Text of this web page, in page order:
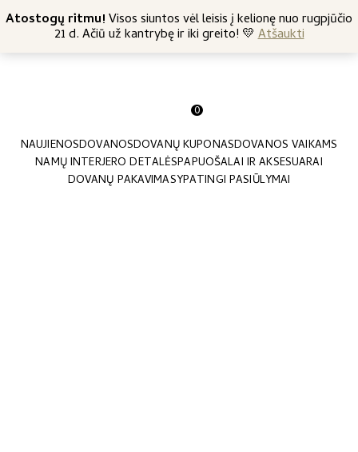
Atostogų ritmu!Visos siuntos vėl leisis į kelionę nuo rugpjūčio
21 d. Ačiū už kantrybę ir iki greito! 💛Atšaukti
Nemokamas siuntimas nuo 45 Eur +370 682 57369
0
NAUJIENOSDOVANOSDOVANŲ KUPONASDOVANOS VAIKAMS
NAMŲ INTERJERO DETALĖSPAPUOŠALAI IR AKSESUARAI
DOVANŲ PAKAVIMASYPATINGI PASIŪLYMAI